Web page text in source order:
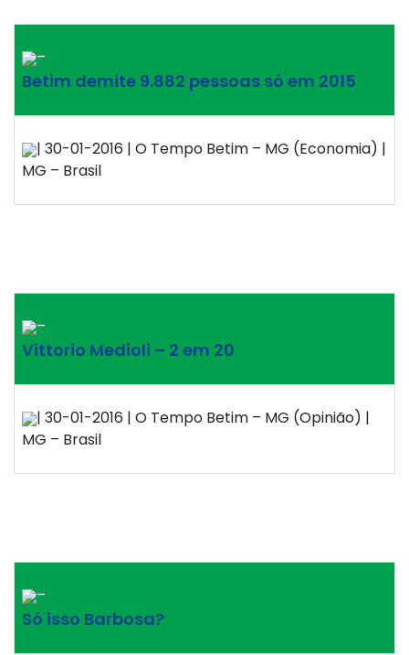
–
Betim demite 9.882 pessoas só em 2015
| 30-01-2016 | O Tempo Betim – MG (Economia) |
MG – Brasil
–
Vittorio Medioli – 2 em 20
| 30-01-2016 | O Tempo Betim – MG (Opinião) |
MG – Brasil
–
Só isso Barbosa?